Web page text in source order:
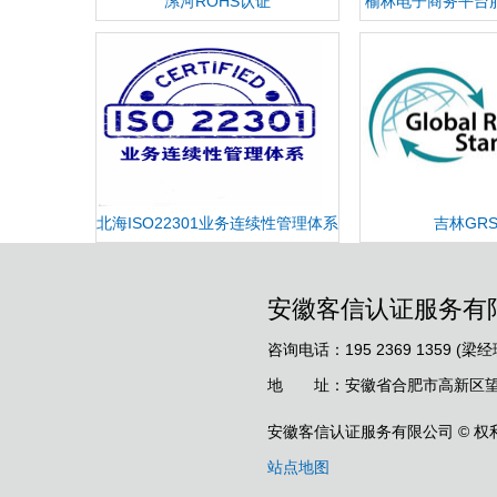
价认
北海ISO22301业务连续性管理体系
吉林
安徽客信认证服务有
咨询电话：195 2369 1359 (梁经
地 址：安徽省合肥市高新区望
安徽客信认证服务有限公司 © 权
站点地图